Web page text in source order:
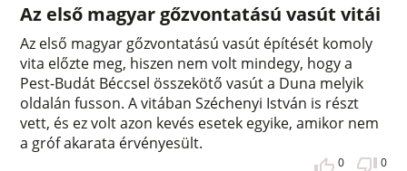
Az első magyar gőzvontatású vasút vitái
Az első magyar gőzvontatású vasút építését komoly
vita előzte meg, hiszen nem volt mindegy, hogy a
Pest-Budát Béccsel összekötő vasút a Duna melyik
oldalán fusson. A vitában Széchenyi István is részt
vett, és ez volt azon kevés esetek egyike, amikor nem
a gróf akarata érvényesült.
0 0